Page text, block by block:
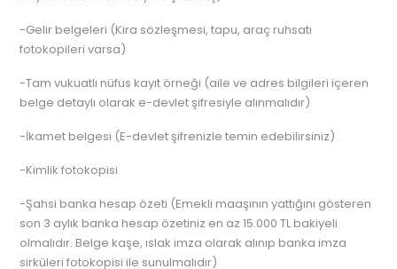
-Gelir belgeleri (Kira sözleşmesi, tapu, araç ruhsatı
fotokopileri varsa)
-Tam vukuatlı nüfus kayıt örneği (aile ve adres bilgileri içeren
belge detaylı olarak e-devlet şifresiyle alınmalıdır)
-İkamet belgesi (E-devlet şifrenizle temin edebilirsiniz)
-Kimlik fotokopisi
-Şahsi banka hesap özeti (Emekli maaşının yattığını gösteren
son 3 aylık banka hesap özetiniz en az 15.000 TL bakiyeli
olmalıdır. Belge kaşe, ıslak imza olarak alınıp banka imza
sirküleri fotokopisi ile sunulmalıdır)